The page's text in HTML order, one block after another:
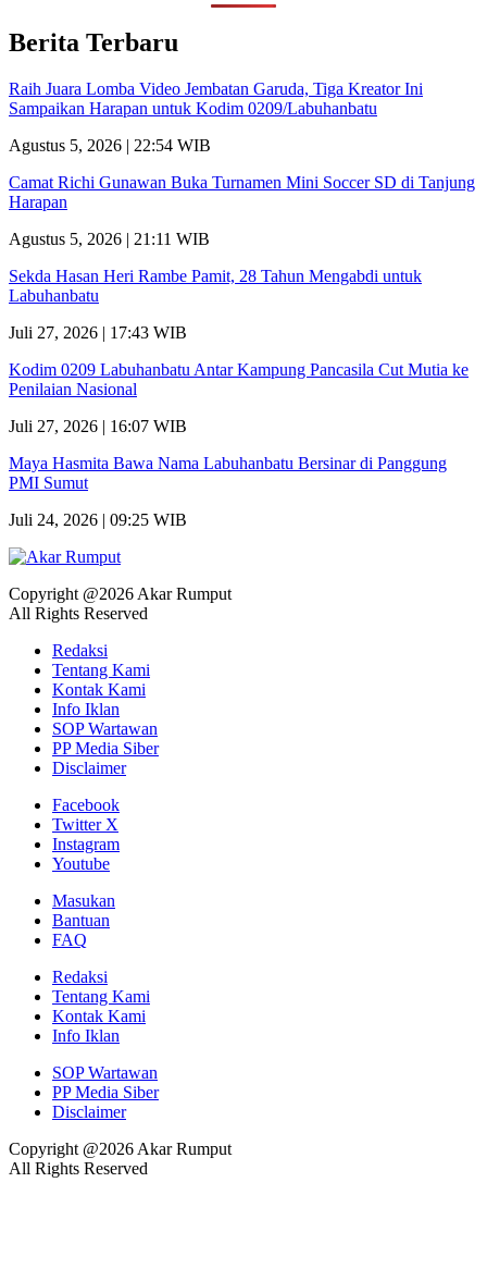
Berita Terbaru
Raih Juara Lomba Video Jembatan Garuda, Tiga Kreator Ini
Sampaikan Harapan untuk Kodim 0209/Labuhanbatu
Agustus 5, 2026 | 22:54 WIB
Camat Richi Gunawan Buka Turnamen Mini Soccer SD di Tanjung
Harapan
Agustus 5, 2026 | 21:11 WIB
Sekda Hasan Heri Rambe Pamit, 28 Tahun Mengabdi untuk
Labuhanbatu
Juli 27, 2026 | 17:43 WIB
Kodim 0209 Labuhanbatu Antar Kampung Pancasila Cut Mutia ke
Penilaian Nasional
Juli 27, 2026 | 16:07 WIB
Maya Hasmita Bawa Nama Labuhanbatu Bersinar di Panggung
PMI Sumut
Juli 24, 2026 | 09:25 WIB
Copyright @2026 Akar Rumput
All Rights Reserved
Redaksi
Tentang Kami
Kontak Kami
Info Iklan
SOP Wartawan
PP Media Siber
Disclaimer
Facebook
Twitter X
Instagram
Youtube
Masukan
Bantuan
FAQ
Redaksi
Tentang Kami
Kontak Kami
Info Iklan
SOP Wartawan
PP Media Siber
Disclaimer
Copyright @2026 Akar Rumput
All Rights Reserved